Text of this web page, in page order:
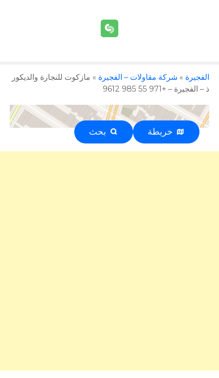
الفجيرة » شركة مقاولات – الفجيرة » مازكوت للنجارة والديكور
ذ – الفجيرة – +971 55 985 9612
خريطة بحثإعلان